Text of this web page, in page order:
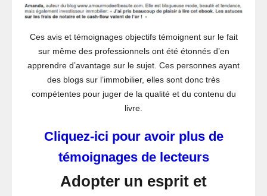
Ces avis et témoignages objectifs témoignent sur le fait
sur même des professionnels ont été étonnés d’en
apprendre d’avantage sur le sujet. Ces personnes ayant
des blogs sur l’immobilier, elles sont donc très
compétentes pour juger de la qualité et du contenu du
livre.
Cliquez-ici pour avoir plus de
témoignages de lecteurs
Adopter un esprit et